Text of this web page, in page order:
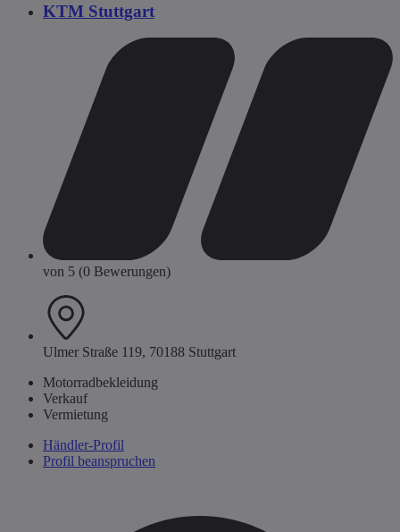
KTM Stuttgart
von 5 (0 Bewerungen)
Ulmer Straße 119, 70188 Stuttgart
Motorradbekleidung
Verkauf
Vermietung
Händler-Profil
Profil beanspruchen